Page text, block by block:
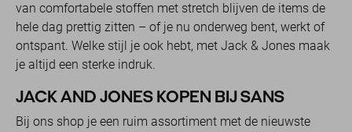
van comfortabele stoffen met stretch blijven de items de
hele dag prettig zitten – of je nu onderweg bent, werkt of
ontspant. Welke stijl je ook hebt, met Jack & Jones maak
je altijd een sterke indruk.
JACK AND JONES KOPEN BIJ SANS
Bij ons shop je een ruim assortiment met de nieuwste